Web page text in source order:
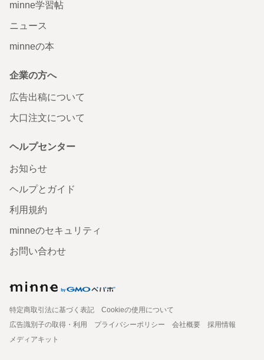
minne学習帖
ニュース
minneの本
企業の方へ
広告出稿について
大口注文について
ヘルプセンター
お知らせ
ヘルプとガイド
利用規約
minneのセキュリティ
お問い合わせ
特定商取引法に基づく表記
Cookieの使用について
広告識別子の取得・利用
プライバシーポリシー 会社概要
採用情報
メディアキット